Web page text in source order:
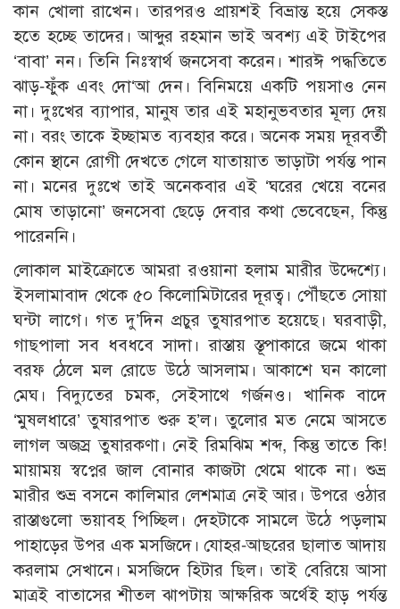
কান খোলা রাখেন। তারপরও প্রায়শই বিভ্রান্ত হয়ে সেকস্ত
হতে হচ্ছে তাদের। আব্দুর রহমান ভাই অবশ্য এই টাইপের
‘বাবা’ নন। তিনি নিঃস্বার্থ জনসেবা করেন। শারঈ পদ্ধতিতে
ঝাড়-ফুঁক এবং দো‘আ দেন। বিনিময়ে একটি পয়সাও নেন
না। দুঃখের ব্যাপার, মানুষ তার এই মহানুভবতার মূল্য দেয়
না। বরং তাকে ইচ্ছামত ব্যবহার করে। অনেক সময় দূরবর্তী
কোন স্থানে রোগী দেখতে গেলে যাতায়াত ভাড়াটা পর্যন্ত পান
না। মনের দুঃখে তাই অনেকবার এই ‘ঘরের খেয়ে বনের
মোষ তাড়ানো’ জনসেবা ছেড়ে দেবার কথা ভেবেছেন, কিন্তু
পারেননি।
লোকাল মাইক্রোতে আমরা রওয়ানা হলাম মারীর উদ্দেশ্যে।
ইসলামাবাদ থেকে ৫০ কিলোমিটারের দূরত্ব। পৌঁছতে সোয়া
ঘন্টা লাগে। গত দু’দিন প্রচুর তুষারপাত হয়েছে। ঘরবাড়ী,
গাছপালা সব ধবধবে সাদা। রাস্তায় স্তূপাকারে জমে থাকা
বরফ ঠেলে মল রোডে উঠে আসলাম। আকাশে ঘন কালো
মেঘ। বিদ্যুতের চমক, সেইসাথে গর্জনও। খানিক বাদে
‘মুষলধারে’ তুষারপাত শুরু হ’ল। তুলোর মত নেমে আসতে
লাগল অজস্র তুষারকণা। নেই রিমঝিম শব্দ, কিন্তু তাতে কি!
মায়াময় স্বপ্নের জাল বোনার কাজটা থেমে থাকে না। শুভ্র
মারীর শুভ্র বসনে কালিমার লেশমাত্র নেই আর। উপরে ওঠার
রাস্তাগুলো ভয়াবহ পিচ্ছিল। দেহটাকে সামলে উঠে পড়লাম
পাহাড়ের উপর এক মসজিদে। যোহর-আছরের ছালাত আদায়
করলাম সেখানে। মসজিদে হিটার ছিল। তাই বেরিয়ে আসা
মাত্রই বাতাসের শীতল ঝাপটায় আক্ষরিক অর্থেই হাড় পর্যন্ত